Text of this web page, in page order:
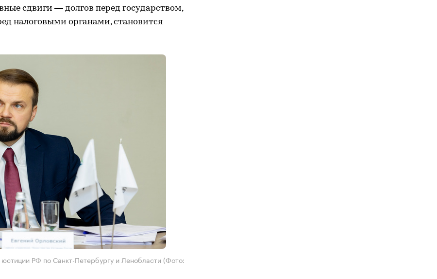
сдвиги — долгов перед государством,
налоговыми органами, становится
РФ по Санкт-Петербургу и Ленобласти (Фото: